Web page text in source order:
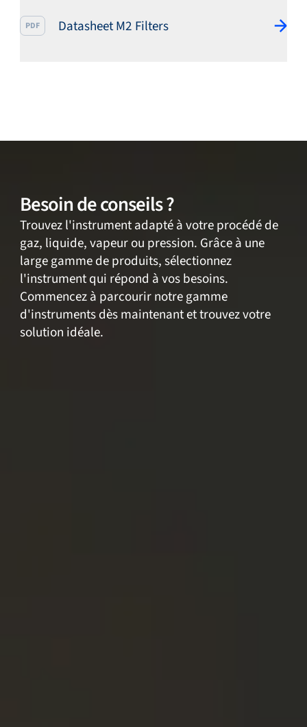
PDF Datasheet M2 Filters
Besoin de conseils ?
Trouvez l'instrument adapté à votre procédé de
gaz, liquide, vapeur ou pression. Grâce à une
large gamme de produits, sélectionnez
l'instrument qui répond à vos besoins.
Commencez à parcourir notre gamme
d'instruments dès maintenant et trouvez votre
solution idéale.